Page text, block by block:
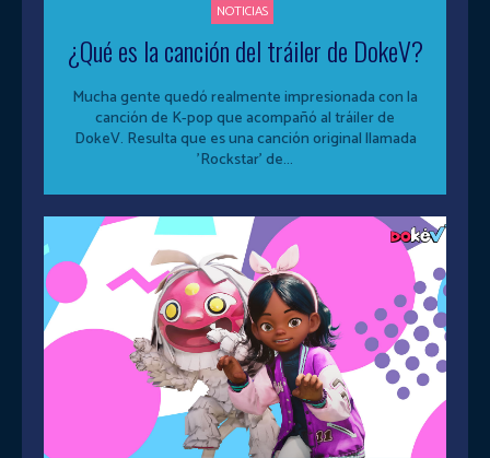
NOTICIAS
¿Qué es la canción del tráiler de DokeV?
Mucha gente quedó realmente impresionada con la
canción de K-pop que acompañó al tráiler de
DokeV. Resulta que es una canción original llamada
'Rockstar' de...